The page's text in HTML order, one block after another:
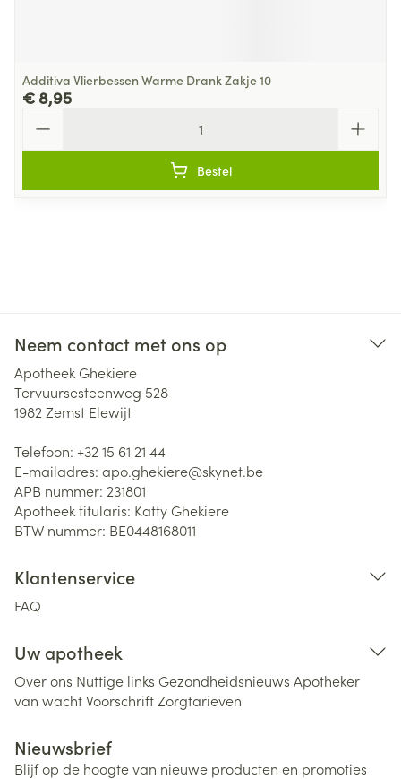
Additiva Vlierbessen Warme Drank Zakje 10
€ 8,95
Bestel
Neem contact met ons op
Apotheek Ghekiere
Tervuursesteenweg 528
1982 Zemst Elewijt
Telefoon: +32 15 61 21 44
E-mailadres: apo.ghekiere@skynet.be
APB nummer: 231801
Apotheek titularis: Katty Ghekiere
BTW nummer: BE0448168011
Klantenservice
FAQ
Uw apotheek
Over ons Nuttige links Gezondheidsnieuws Apotheker
van wachtVoorschriftZorgtarieven
Nieuwsbrief
Blijf op de hoogte van nieuwe producten en promoties